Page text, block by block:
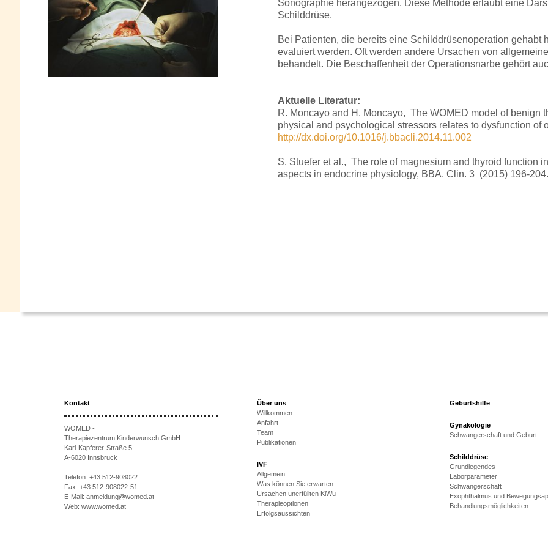
Sonographie herangezogen. Diese Methode erlaubt eine
Schilddrüse.
Bei Patienten, die bereits eine Schilddrüsenoperation
evaluiert werden. Oft werden andere Ursachen von
behandelt. Die Beschaffenheit der Operationsnarbe gehört
Aktuelle Literatur:
R. Moncayo and H. Moncayo, The WOMED model of
physical and psychological stressors relates to dysfunction
http://dx.doi.org/10.1016/j.bbacli.2014.11.002
S. Stuefer et al., The role of magnesium and thyroid function
aspects in endocrine physiology, BBA. Clin. 3 (2015) 196-
Kontakt
WOMED -
Therapiezentrum Kinderwunsch GmbH
Karl-Kapferer-Straße 5
A-6020 Innsbruck
Telefon: +43 512-908022
Fax: +43 512-908022-51
E-Mail: anmeldung@womed.at
Web: www.womed.at
Über uns
Willkommen
Anfahrt
Team
Publikationen
IVF
Allgemein
Was können Sie erwarten
Ursachen unerfüllten KiWu
Therapieoptionen
Erfolgsaussichten
Geburtshilfe
Gynäkologie
Schwangerschaft und Geburt
Schilddrüse
Grundlegendes
Laborparameter
Schwangerschaft
Exophthalmus und
Behandlungsmöglichkeiten